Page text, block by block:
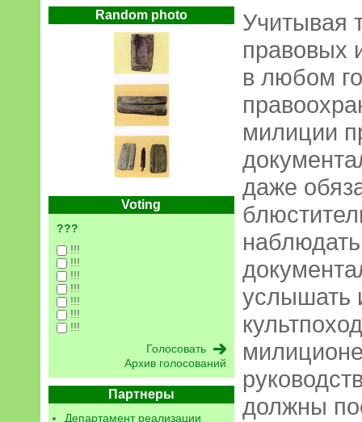
Random photo
Voting
???
!!!
!!!
!!!
!!!
!!!
!!!
!!!
Архив голосований
Партнеры
Департамент реализации
Учитывая
правовых
в любом
милиции
даже
услышать
должны